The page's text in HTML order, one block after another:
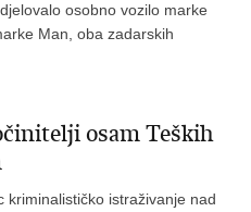
osobno vozilo marke
Man, oba zadarskih
osam Teških
kriminalističko istraživanje nad